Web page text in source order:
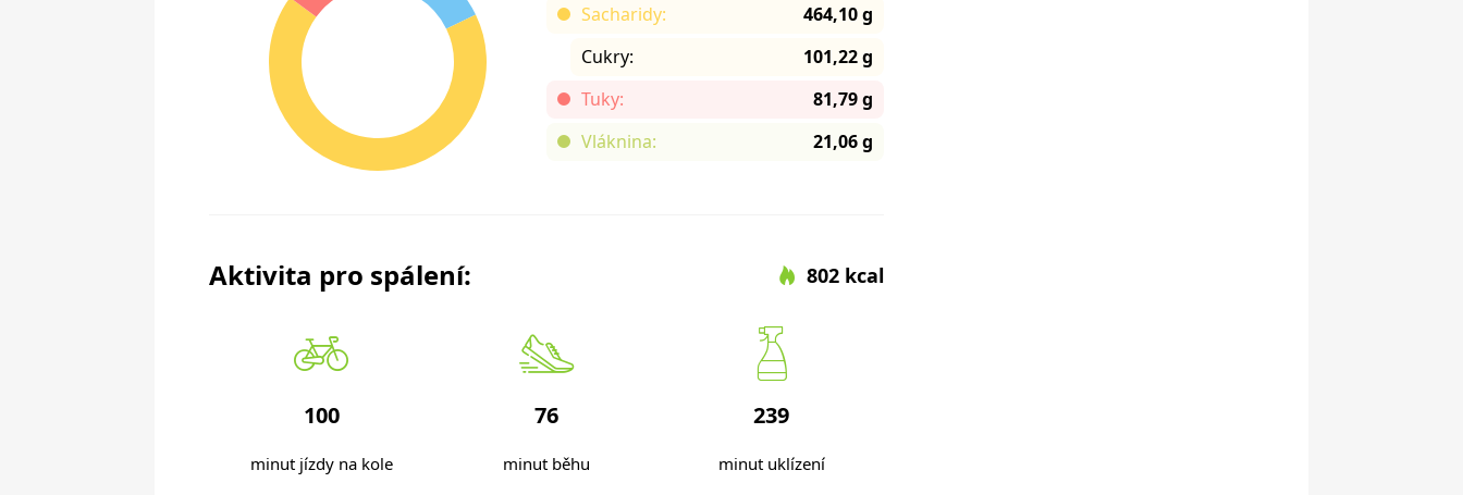
Sacharidy:
464,10 g
Cukry:
101,22 g
Tuky:
81,79 g
Vláknina:
21,06 g
Aktivita pro spálení: 802 kcal
100
minut jízdy na kole
76
minut běhu
239
minut uklízení